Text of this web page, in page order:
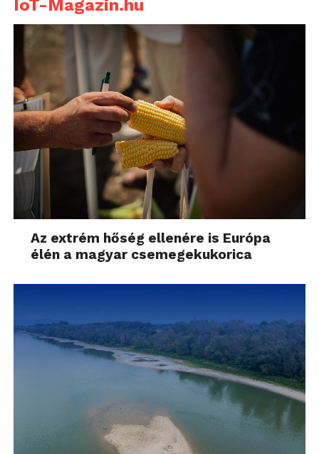
IoT-Magazin.hu
Az extrém hőség ellenére is Európa
élén a magyar csemegekukorica